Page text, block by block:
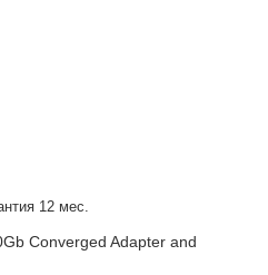
12 мес.
Converged Adapter and